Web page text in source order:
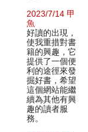
2023/7/14 甲
魚
好讀的出現，
使我重措對書
籍的興趣，它
提供了一個便
利的途徑來發
掘好書，希望
這個網站能繼
續為其他有興
趣的讀者服
務。